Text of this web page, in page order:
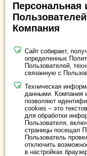
Компания
Сайт собирает,
определенных
Пользователей,
связанную с
Техническая
данными. Компания
позволяют
cookies – это
для обработки
Пользователя,
страницы посещал
Пользователь
отключить
в настройках